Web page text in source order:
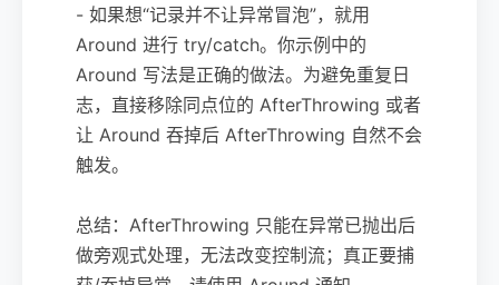
- 如果想“记录并不让异常冒泡”，就用
Around 进行 try/catch。你示例中的
Around 写法是正确的做法。为避免重复日
志，直接移除同点位的 AfterThrowing 或者
让 Around 吞掉后 AfterThrowing 自然不会
触发。
总结：AfterThrowing 只能在异常已抛出后
做旁观式处理，无法改变控制流；真正要捕